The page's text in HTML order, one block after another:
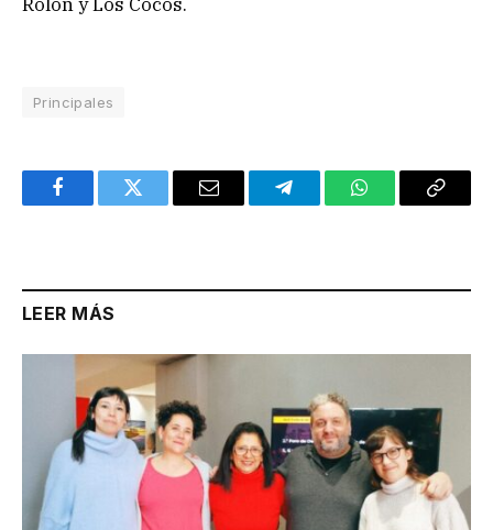
Principales
FacebookTwitter Email TelegramWhatsAppCopy
LEER MÁS